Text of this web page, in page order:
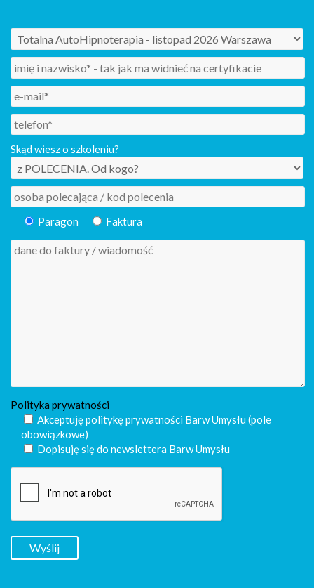
Skąd wiesz o szkoleniu?
Paragon Faktura
Polityka prywatności
Akceptuję politykę prywatności Barw Umysłu (pole
obowiązkowe)
Dopisuję się do newslettera Barw Umysłu